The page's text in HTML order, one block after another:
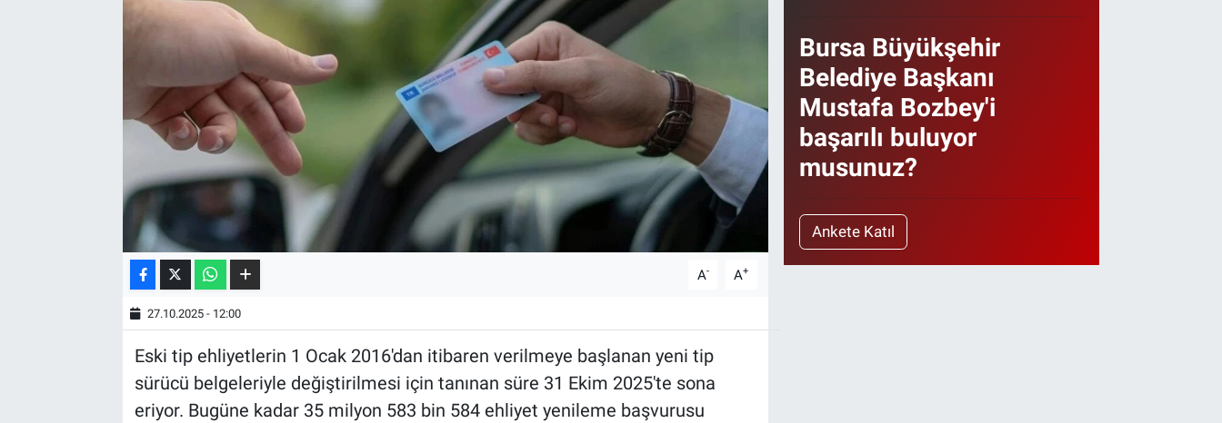
A- A+
27.10.2025 - 12:00
Eski tip ehliyetlerin 1 Ocak 2016'dan itibaren verilmeye başlanan yeni tip
sürücü belgeleriyle değiştirilmesi için tanınan süre 31 Ekim 2025'te sona
eriyor. Bugüne kadar 35 milyon 583 bin 584 ehliyet yenileme başvurusu
Bursa Büyükşehir
Belediye Başkanı
Mustafa Bozbey'i
başarılı buluyor
musunuz?
Ankete Katıl